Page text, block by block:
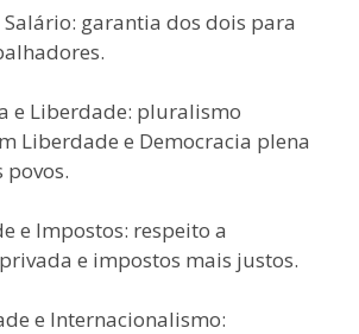
garantia dos dois para
e Liberdade: pluralismo
Liberdade e Democracia plena
povos.
e Impostos: respeito a
e impostos mais justos.
e Internacionalismo: